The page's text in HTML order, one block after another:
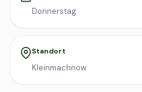
Donnerstag
Standort
Kleinmachnow